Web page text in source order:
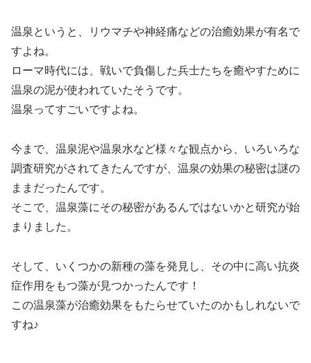
温泉というと、リウマチや神経痛などの治癒効果が有名で
すよね。
ローマ時代には、戦いで負傷した兵士たちを癒やすために
温泉の泥が使われていたそうです。
温泉ってすごいですよね。
今まで、温泉泥や温泉水など様々な観点から、いろいろな
調査研究がされてきたんですが、温泉の効果の秘密は謎の
ままだったんです。
そこで、温泉藻にその秘密があるんではないかと研究が始
まりました。
そして、いくつかの新種の藻を発見し、その中に高い抗炎
症作用をもつ藻が見つかったんです！
この温泉藻が治癒効果をもたらせていたのかもしれないで
すね♪